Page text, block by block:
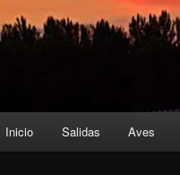
Inicio Salidas Aves